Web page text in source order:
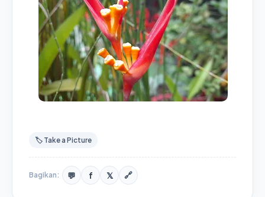
🏷️ Take a Picture
Bagikan: 💬 f 𝕏 🔗